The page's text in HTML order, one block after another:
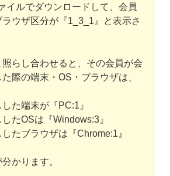
イルでダウンロードして、会員
ウザ区分が『1_3_1』と表示さ
照らし合わせると、その会員が会
際の端末・OS・ブラウザは、
した端末が『PC:1』
したOSは『Windows:3』
したブラウザは『Chrome:1』
かります。